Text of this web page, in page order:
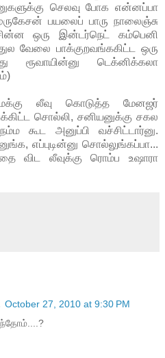
செலவு போக என்னப்பா
பயலைப் பாரு நாலைஞ்சு
சின்ன ஒரு இன்டர்நெட் கம்பெனி
வேலை பாக்குறவங்ககிட்ட ஒரு
ரூவாயின்னு டெக்னிக்கலா
லீவு கொடுத்த மேனஜர்
சொல்லி, சனியனுக்கு சகல
கூட அனுப்பி வச்சிட்டார்னு.
எப்புடின்னு சொல்லுங்கப்பா...
விட லீவுக்கு ரொம்ப உஷாரா
October 27, 2010 at 9:30 PM